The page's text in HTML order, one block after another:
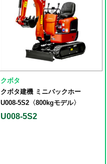
クボタ
クボタ建機 ミニバックホー
U008-5S2〈800kgモデル〉
U008-5S2